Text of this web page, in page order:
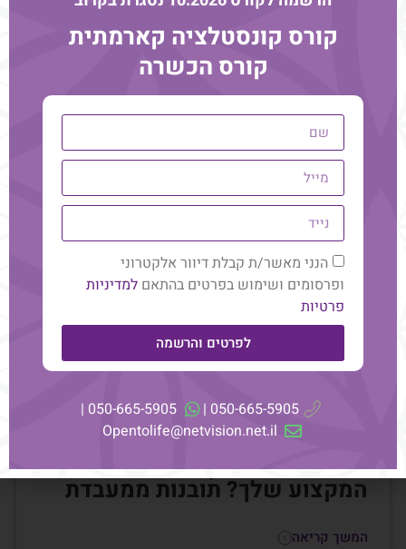
בגלל מה שנסתר וחבוי מאיתנו.
עוד מהבלוג
האם הייעוד שלך הוא באמת
המקצוע שלך? תובנות ממעבדת
המשך קריאה
קורס קונסטלציה קארמתית
קורס הכשרה
הנני מאשר/ת קבלת דיוור אלקטרוני
ופרסומים ושימוש בפרטים בהתאםלמדיניות
פרטיות
לפרטים והרשמה
050-665-5905 |
050-665-5905 |
Opentolife@netvision.net.il